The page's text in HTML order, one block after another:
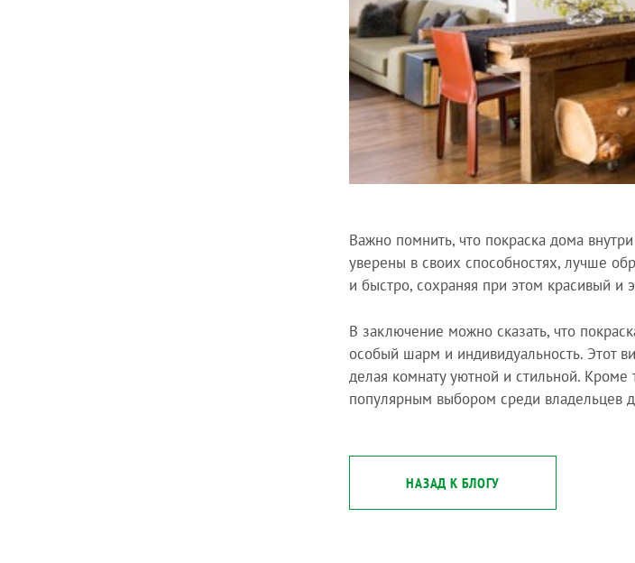
Важно помнить, что покраска дома
уверены в своих способностях, лучше
и быстро, сохраняя при этом красивый и
В заключение можно сказать, что
особый шарм и индивидуальность. Этот
делая комнату уютной и стильной. Кроме
популярным выбором среди владельцев
НАЗАД К БЛОГУ